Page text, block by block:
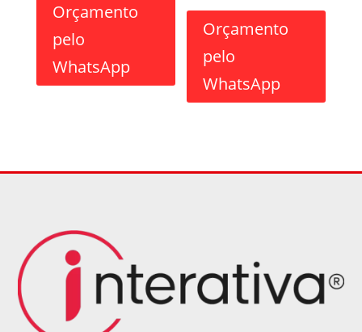
Orçamento
pelo
WhatsApp
Orçamento
pelo
WhatsApp